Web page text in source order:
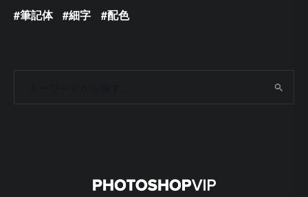
筆記体
細字 配色